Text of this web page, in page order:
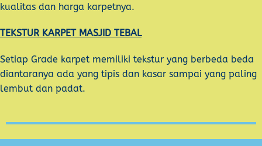
kualitas dan harga karpetnya.
TEKSTUR KARPET MASJID TEBAL
Setiap Grade karpet memiliki tekstur yang berbeda beda
diantaranya ada yang tipis dan kasar sampai yang paling
lembut dan padat.